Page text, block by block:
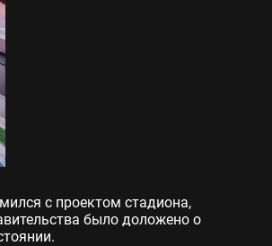
с проектом стадиона,
было доложено о